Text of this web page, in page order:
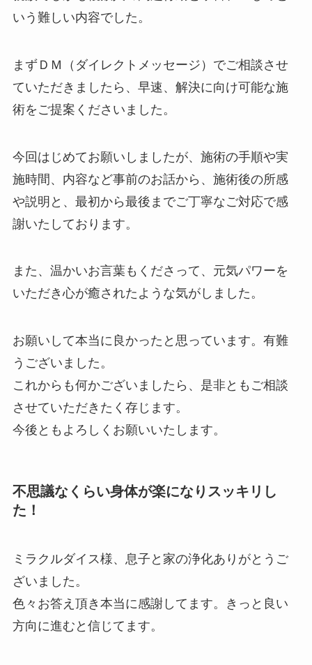
いう難しい内容でした。
まずＤＭ（ダイレクトメッセージ）でご相談させ
ていただきましたら、早速、解決に向け可能な施
術をご提案くださいました。
今回はじめてお願いしましたが、施術の手順や実
施時間、内容など事前のお話から、施術後の所感
や説明と、最初から最後までご丁寧なご対応で感
謝いたしております。
また、温かいお言葉もくださって、元気パワーを
いただき心が癒されたような気がしました。
お願いして本当に良かったと思っています。有難
うございました。
これからも何かございましたら、是非ともご相談
させていただきたく存じます。
今後ともよろしくお願いいたします。
不思議なくらい身体が楽になりスッキリし
た！
ミラクルダイス様、息子と家の浄化ありがとうご
ざいました。
色々お答え頂き本当に感謝してます。きっと良い
方向に進むと信じてます。